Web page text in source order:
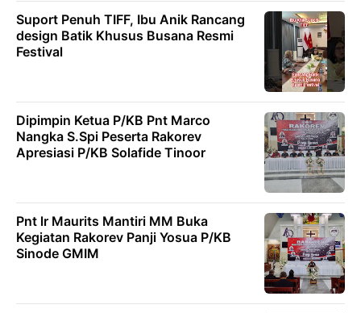
Suport Penuh TIFF, Ibu Anik Rancang
design Batik Khusus Busana Resmi
Festival
Dipimpin Ketua P/KB Pnt Marco
Nangka S.Spi Peserta Rakorev
Apresiasi P/KB Solafide Tinoor
Pnt lr Maurits Mantiri MM Buka
Kegiatan Rakorev Panji Yosua P/KB
Sinode GMIM